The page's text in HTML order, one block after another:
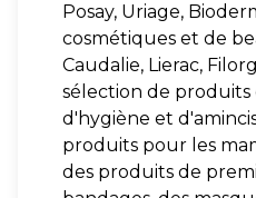
Posay, Uriage,
cosmétiques et de
Caudalie, Lierac,
sélection de produits
d'hygiène et
produits pour les
des produits de